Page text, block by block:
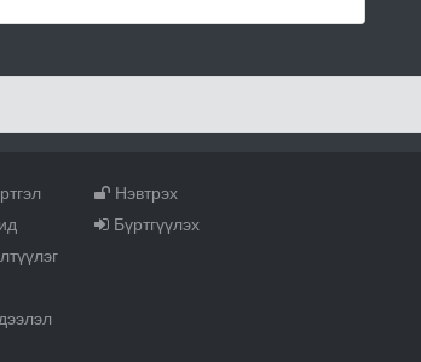
Нэвтрэх
Бүртгүүлэх